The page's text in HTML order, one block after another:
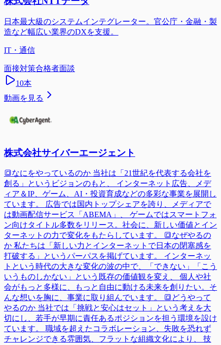
日本最大級のシステムインテグレーター。官公庁・金融・製
造など幅広い業界のDXを支援。
IT・通信
面接対策合格者面談
10本
動画を見る
株式会社サイバーエージェント
🔳なにをやっているのか 当社は「21世紀を代表する会社を
創る」というビジョンのもと、 インターネット広告、メデ
ィア＆IP、ゲーム、AI・投資育成などの多彩な事業を展開し
ています。 広告では国内トップシェアを誇り、メディアで
は動画配信サービス「ABEMA」、 ゲームではスマートフォ
ン向けタイトル多数をリリース。社会に、新しい価値とイン
ターネットの力で変化をもたらしています。 🔳なぜやるの
か 私たちは「新しい力とインターネットで日本の閉塞感を
打破する」というパーパスを掲げています。 インターネッ
トという時代の大きな変化の波の中で、「できない」「こう
いうものしかない」という既存の価値観を変え、 個人や社
会がもっと多様に、もっと自由に動ける未来を創りたい。そ
んな想いを胸に、事業に取り組んでいます。 🔳どうやって
やるのか 当社では「挑戦と安心はセット」という考えを大
切にし、若手が早期に責任あるポジションを担う環境を設け
ています。 職域を超えたコラボレーション、失敗を恐れず
チャレンジできる雰囲気、フラットな組織文化により、 技